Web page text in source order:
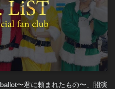
〜君に頼まれたもの〜」開演